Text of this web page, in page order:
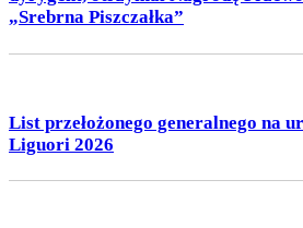
„Srebrna Piszczałka”
List przełożonego generalnego na
Liguori 2026